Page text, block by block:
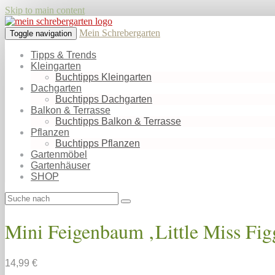
Skip to main content
Toggle navigation Mein Schrebergarten
Tipps & Trends
Kleingarten
Buchtipps Kleingarten
Dachgarten
Buchtipps Dachgarten
Balkon & Terrasse
Buchtipps Balkon & Terrasse
Pflanzen
Buchtipps Pflanzen
Gartenmöbel
Gartenhäuser
SHOP
Mini Feigenbaum ‚Little Miss
14,99 €